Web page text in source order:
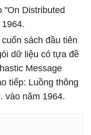
"On Distributed
sách đầu tiên
dữ liệu có tựa đề
Message
tiếp: Luồng thông
vào năm 1964.